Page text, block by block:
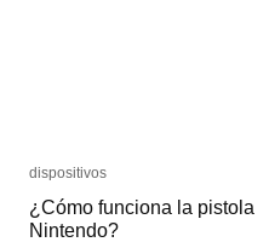
dispositivos
¿Cómo funciona la pistola
Nintendo?
dispositivos
¿Cómo funciona la pistola
Nintendo?